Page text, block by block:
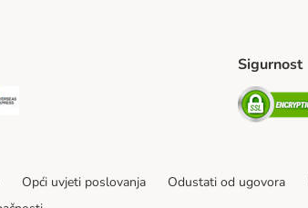
Shipping Method
Sigurnost
Opći uvjeti poslovanja Odustati od ugovora